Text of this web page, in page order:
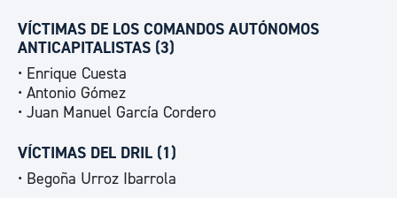
VÍCTIMAS DE LOS COMANDOS AUTÓNOMOS
ANTICAPITALISTAS (3)
• Enrique Cuesta
• Antonio Gómez
• Juan Manuel García Cordero
VÍCTIMAS DEL DRIL (1)
• Begoña Urroz Ibarrola